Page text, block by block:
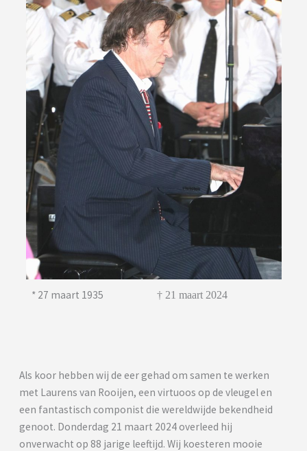
* 27 maart 1935 † 21 maart 2024
Als koor hebben wij de eer gehad om samen te werken
met Laurens van Rooijen, een virtuoos op de vleugel en
een fantastisch componist die wereldwijde bekendheid
genoot. Donderdag 21 maart 2024 overleed hij
onverwacht op 88 jarige leeftijd. Wij koesteren mooie